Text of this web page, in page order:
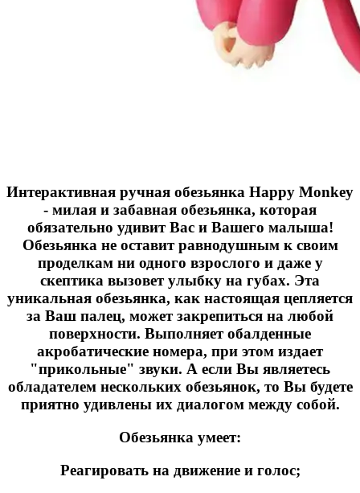
Интерактивная ручная обезьянка Happy Monkey
- милая и забавная обезьянка, которая
обязательно удивит Вас и Вашего малыша!
Обезьянка не оставит равнодушным к своим
проделкам ни одного взрослого и даже у
скептика вызовет улыбку на губах. Эта
уникальная обезьянка, как настоящая цепляется
за Ваш палец, может закрепиться на любой
поверхности. Выполняет обалденные
акробатические номера, при этом издает
"прикольные" звуки. А если Вы являетесь
обладателем нескольких обезьянок, то Вы будете
приятно удивлены их диалогом между собой.
Обезьянка умеет:
Реагировать на движение и голос;